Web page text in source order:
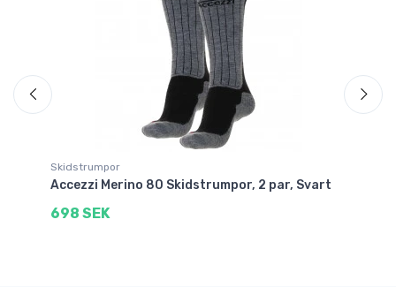
Skidstrumpor
Accezzi Merino 80 Skidstrumpor, 2 par, Svart
698 SEK